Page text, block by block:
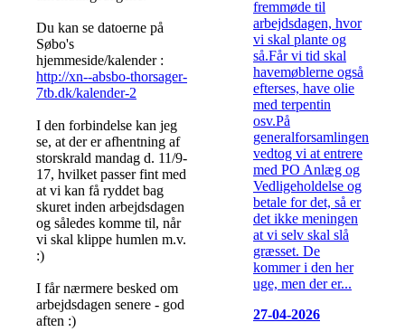
Du kan se datoerne på
Søbo's
hjemmeside/kalender :
http://xn--absbo-thorsager-
7tb.dk/kalender-2
I den forbindelse kan jeg
se, at der er afhentning af
storskrald mandag d. 11/9-
17, hvilket passer fint med
at vi kan få ryddet bag
skuret inden arbejdsdagen
og således komme til, når
vi skal klippe humlen m.v.
:)
I får nærmere besked om
arbejdsdagen senere - god
aften :)
fremmøde til
arbejdsdagen, hvor
vi skal plante og
så.Får vi tid skal
havemøblerne også
efterses, have olie
med terpentin
osv.På
generalforsamlingen
vedtog vi at entrere
med PO Anlæg og
Vedligeholdelse og
betale for det, så er
det ikke meningen
at vi selv skal slå
græsset. De
kommer i den her
uge, men der er...
27-04-2026